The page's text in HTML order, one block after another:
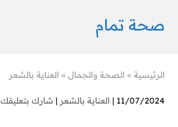
صحة تمام
الرئيسية » الصحة والجمال » العناية بالشعر
11/07/2024 | العناية بالشعر | شارك بتعليقك